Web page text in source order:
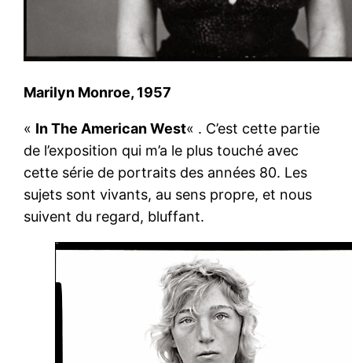
Marilyn Monroe, 1957
« In The American West« . C’est cette partie
de l’exposition qui m’a le plus touché avec
cette série de portraits des années 80. Les
sujets sont vivants, au sens propre, et nous
suivent du regard, bluffant.